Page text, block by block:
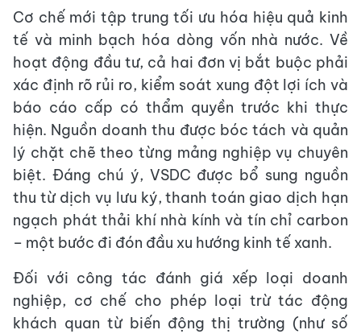
Cơ chế mới tập trung tối ưu hóa hiệu quả kinh
tế và minh bạch hóa dòng vốn nhà nước. Về
hoạt động đầu tư, cả hai đơn vị bắt buộc phải
xác định rõ rủi ro, kiểm soát xung đột lợi ích và
báo cáo cấp có thẩm quyền trước khi thực
hiện. Nguồn doanh thu được bóc tách và quản
lý chặt chẽ theo từng mảng nghiệp vụ chuyên
biệt. Đáng chú ý, VSDC được bổ sung nguồn
thu từ dịch vụ lưu ký, thanh toán giao dịch hạn
ngạch phát thải khí nhà kính và tín chỉ carbon
– một bước đi đón đầu xu hướng kinh tế xanh.
Đối với công tác đánh giá xếp loại doanh
nghiệp, cơ chế cho phép loại trừ tác động
khách quan từ biến động thị trường (như số